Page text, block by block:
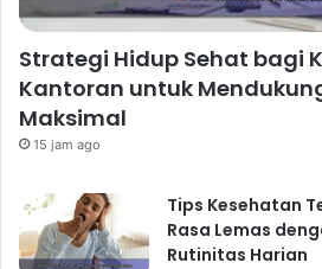
Strategi Hidup Sehat bagi
Kantoran untuk
Maksimal
15 jam ago
Tips Kesehatan
Rasa Lemas
Rutinitas Harian